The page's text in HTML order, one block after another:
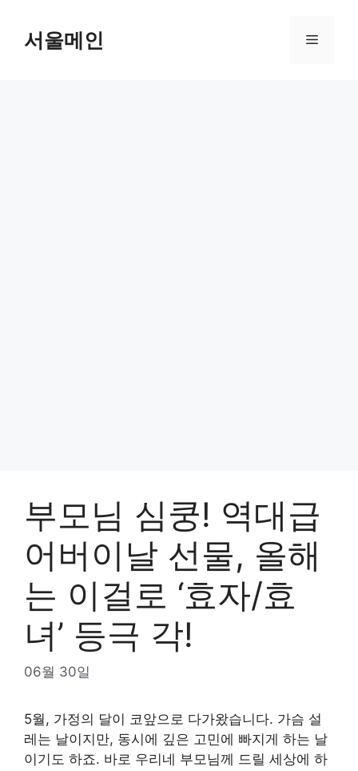
content서울메인 Menu
부모님 심쿵! 역대급
어버이날 선물, 올해
는 이걸로 ‘효자/효
녀’ 등극 각!
06월 30일
5월, 가정의 달이 코앞으로 다가왔습니다. 가슴 설
레는 날이지만, 동시에 깊은 고민에 빠지게 하는 날
이기도 하죠. 바로 우리네 부모님께 드릴 세상에 하